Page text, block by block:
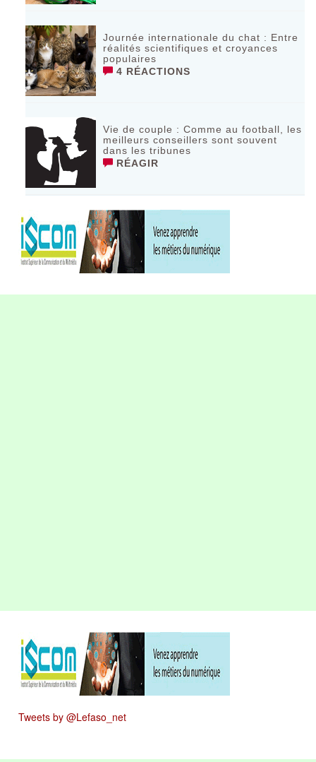
Journée internationale du chat : Entre
réalités scientifiques et croyances
populaires
4 RÉACTIONS
Vie de couple : Comme au football, les
meilleurs conseillers sont souvent
dans les tribunes
RÉAGIR
Tweets by @Lefaso_net